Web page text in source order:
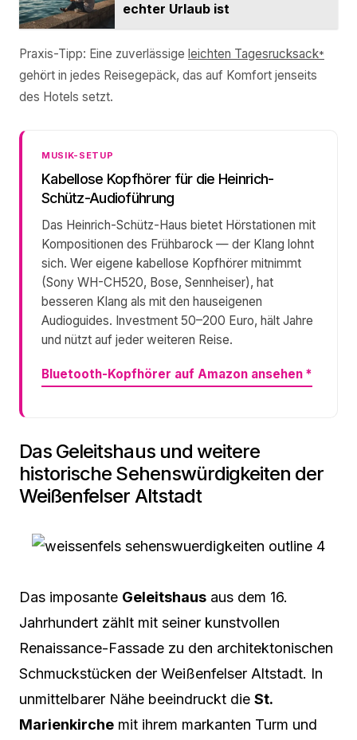
echter Urlaub ist
Praxis-Tipp: Eine zuverlässige leichten Tagesrucksack*
gehört in jedes Reisegepäck, das auf Komfort jenseits
des Hotels setzt.
MUSIK-SETUP
Kabellose Kopfhörer für die Heinrich-
Schütz-Audioführung
Das Heinrich-Schütz-Haus bietet Hörstationen mit
Kompositionen des Frühbarock — der Klang lohnt
sich. Wer eigene kabellose Kopfhörer mitnimmt
(Sony WH-CH520, Bose, Sennheiser), hat
besseren Klang als mit den hauseigenen
Audioguides. Investment 50–200 Euro, hält Jahre
und nützt auf jeder weiteren Reise.
Bluetooth-Kopfhörer auf Amazon ansehen *
Das Geleitshaus und weitere
historische Sehenswürdigkeiten der
Weißenfelser Altstadt
Das imposante Geleitshaus aus dem 16.
Jahrhundert zählt mit seiner kunstvollen
Renaissance-Fassade zu den architektonischen
Schmuckstücken der Weißenfelser Altstadt. In
unmittelbarer Nähe beeindruckt die St.
Marienkirche mit ihrem markanten Turm und